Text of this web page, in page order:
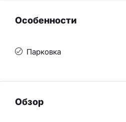
Особенности
Парковка
Обзор